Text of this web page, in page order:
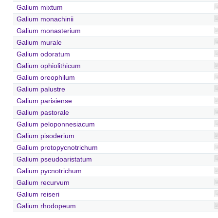
Galium mixtum
Galium monachinii
Galium monasterium
Galium murale
Galium odoratum
Galium ophiolithicum
Galium oreophilum
Galium palustre
Galium parisiense
Galium pastorale
Galium peloponnesiacum
Galium pisoderium
Galium protopycnotrichum
Galium pseudoaristatum
Galium pycnotrichum
Galium recurvum
Galium reiseri
Galium rhodopeum